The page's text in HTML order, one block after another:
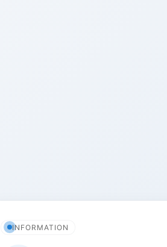
INFORMATION